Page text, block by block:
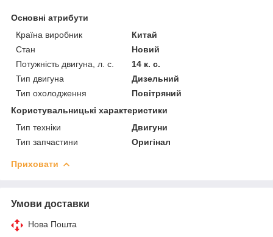
Основні атрибути
Країна виробник
Китай
Стан
Новий
Потужність двигуна, л. с.
14 к. с.
Тип двигуна
Дизельний
Тип охолодження
Повітряний
Користувальницькі характеристики
Тип техніки
Двигуни
Тип запчастини
Оригінал
Приховати
Умови доставки
Нова Пошта